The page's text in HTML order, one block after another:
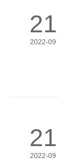
21
2022-09
21
2022-09